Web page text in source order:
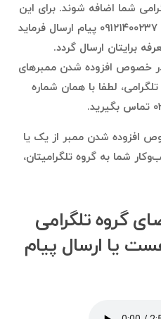
شما اضافه شوند. برای این
منظور، لطفا در تلگرام به شماره ۰۹۱۲۱۴۰۰۲۳۷ پیام ارسال فرماید
برایتان ارسال گردد.
خصوص افزوده شدن ممبرهای
لطفا با همان شماره
افزوده شدن ممبر از یک یا
شما به گروه تلگرامیتان،
گروه تلگرامی
یا ارسال پیام